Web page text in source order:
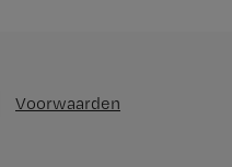
Voorwaarden